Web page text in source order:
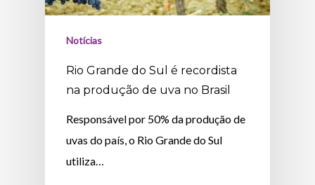
Notícias
Rio Grande do Sul é recordista
na produção de uva no Brasil
Responsável por 50% da produção de
uvas do país, o Rio Grande do Sul
utiliza…